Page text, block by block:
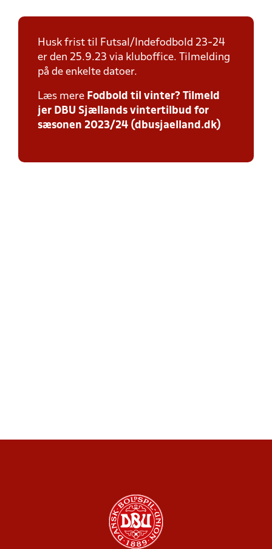
Husk frist til Futsal/Indefodbold 23-24
er den 25.9.23 via kluboffice. Tilmelding
på de enkelte datoer.
Læs mere Fodbold til vinter? Tilmeld
jer DBU Sjællands vintertilbud for
sæsonen 2023/24 (dbusjaelland.dk)